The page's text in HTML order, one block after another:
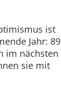
ist
Jahr: 89
im nächsten
sie mit